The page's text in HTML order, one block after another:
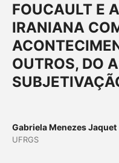
FOUCAULT E
IRANIANA
OUTROS, DO
Gabriela Menezes Jaquet
UFRGS